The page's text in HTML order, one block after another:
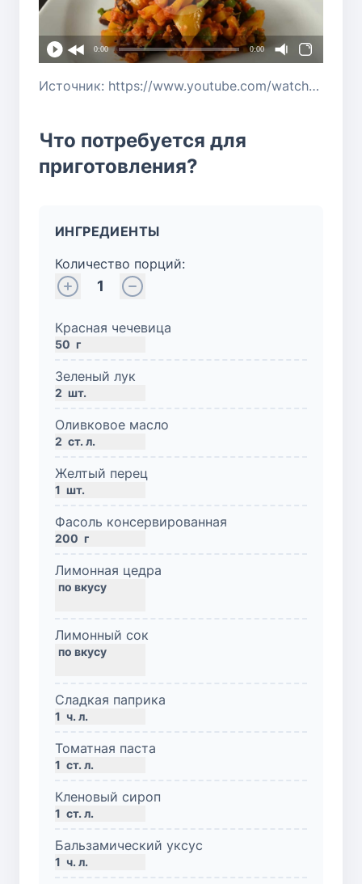
0:00 0:00
Источник: https://www.youtube.com/watch?v=Dm61pteJhY0
Что потребуется для
приготовления?
ИНГРЕДИЕНТЫ
Количество порций:
1
Красная чечевица
50 г
Зеленый лук
2 шт.
Оливковое масло
2 ст. л.
Желтый перец
1 шт.
Фасоль консервированная
200 г
Лимонная цедра
Лимонный сок
Сладкая паприка
1 ч. л.
Томатная паста
1 ст. л.
Кленовый сироп
1 ст. л.
Бальзамический уксус
1 ч. л.